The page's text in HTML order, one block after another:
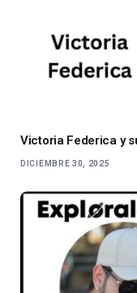
Victoria Federica y
DICIEMBRE 30, 2025